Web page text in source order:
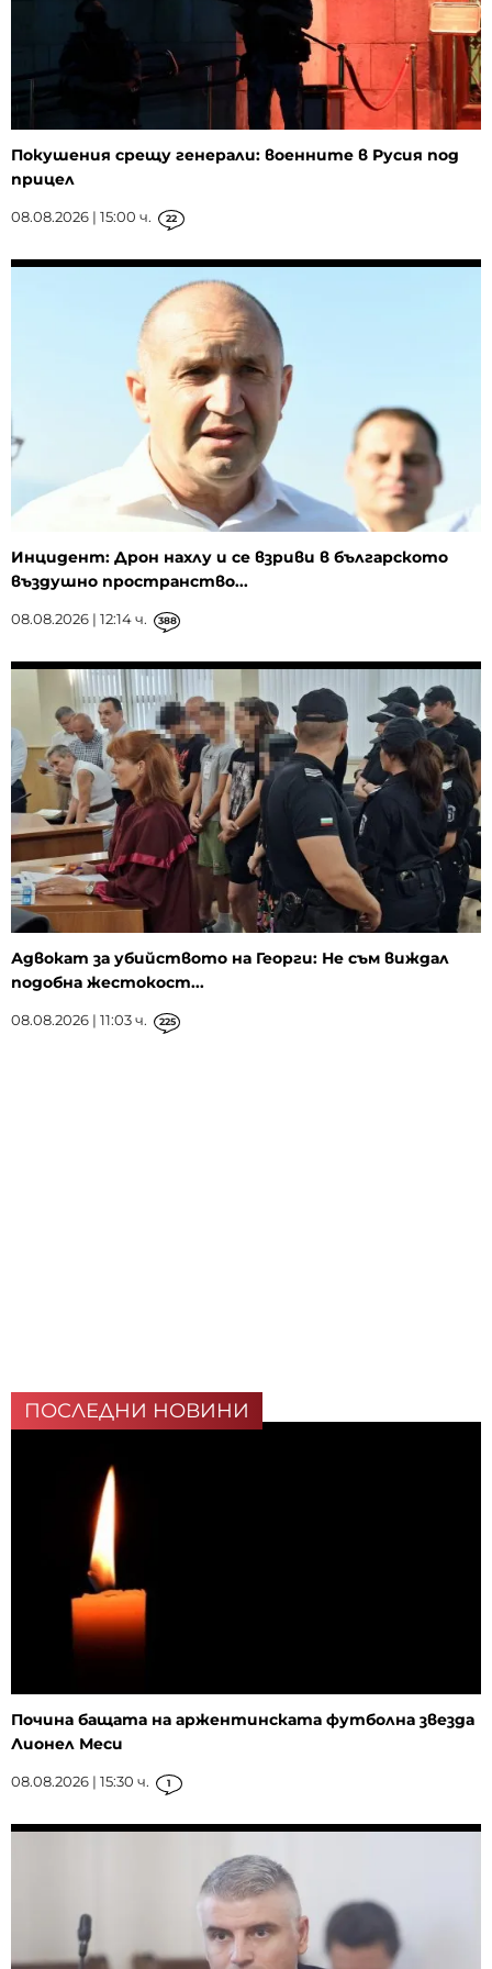
Покушения срещу генерали: военните в Русия под
прицел
08.08.2026 | 15:00 ч. 22
Инцидент: Дрон нахлу и се взриви в българското
въздушно пространство...
08.08.2026 | 12:14 ч. 388
Адвокат за убийството на Георги: Не съм виждал
подобна жестокост...
08.08.2026 | 11:03 ч. 225
ПОСЛЕДНИ НОВИНИ
Почина бащата на аржентинската футболна звезда
Лионел Меси
08.08.2026 | 15:30 ч. 1